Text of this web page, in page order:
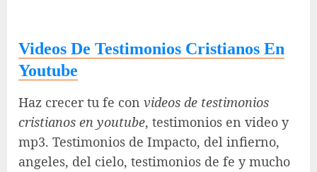
Videos De Testimonios Cristianos En
Youtube
Haz crecer tu fe con videos de testimonios
cristianos en youtube, testimonios en video y
mp3. Testimonios de Impacto, del infierno,
angeles, del cielo, testimonios de fe y mucho